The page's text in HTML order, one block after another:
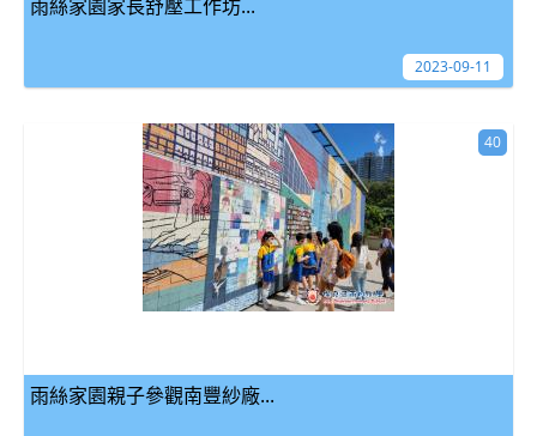
雨絲家園家長舒壓工作坊...
2023-09-11
雨絲家園親子參觀南豐紗廠...
40